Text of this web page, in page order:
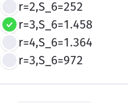
r=2,S_6=252
r=3,S_6=1.458
r=4,S_6=1.364
r=3,S_6=972